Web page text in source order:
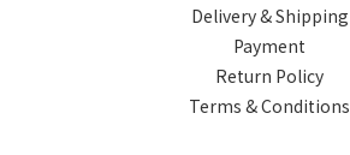
Delivery & Shipping
Payment
Return Policy
Terms & Conditions